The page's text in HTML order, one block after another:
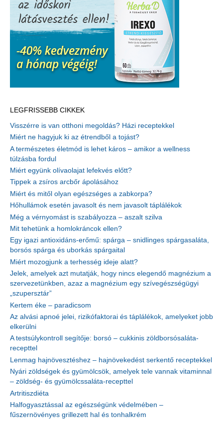
LEGFRISSEBB CIKKEK
Visszérre is van otthoni megoldás? Házi receptekkel
Miért ne hagyjuk ki az étrendből a tojást?
A természetes életmód is lehet káros – amikor a wellness
túlzásba fordul
Miért együnk olívaolajat lefekvés előtt?
Tippek a zsíros arcbőr ápolásához
Miért és mitől olyan egészséges a zabkorpa?
Hőhullámok esetén javasolt és nem javasolt táplálékok
Még a vérnyomást is szabályozza – aszalt szilva
Mit tehetünk a homlokráncok ellen?
Egy igazi antioxidáns-erőmű: spárga – snidlinges spárgasaláta,
borsós spárga és uborkás spárgaital
Miért mozogjunk a terhesség ideje alatt?
Jelek, amelyek azt mutatják, hogy nincs elegendő magnézium a
szervezetünkben, azaz a magnézium egy szívegészségügyi
„szupersztár”
Kertem éke – paradicsom
Az alvási apnoé jelei, rizikófaktorai és táplálékok, amelyeket jobb
elkerülni
A testsúlykontroll segítője: borsó – cukkinis zöldborsósaláta-
recepttel
Lenmag hajnövesztéshez – hajnövekedést serkentő receptekkel
Nyári zöldségek és gyümölcsök, amelyek tele vannak vitaminnal
– zöldség- és gyümölcssaláta-recepttel
Artritiszdiéta
Halfogyasztással az egészségünk védelmében –
fűszernövényes grillezett hal és tonhalkrém